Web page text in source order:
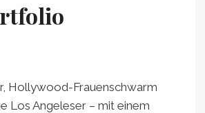
Hollywood-Frauenschwarm
Los Angeleser – mit einem